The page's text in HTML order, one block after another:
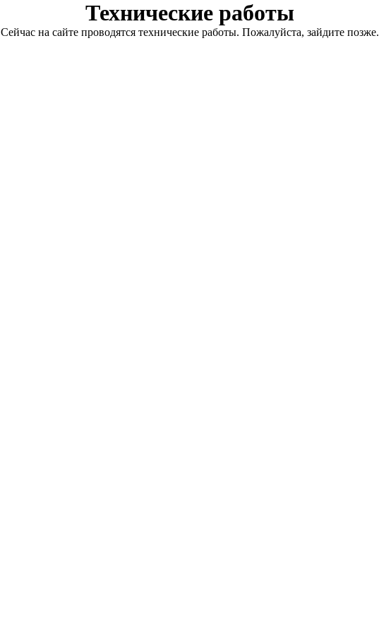
Технические работы
Сейчас на сайте проводятся технические работы. Пожалуйста, зайдите позже.